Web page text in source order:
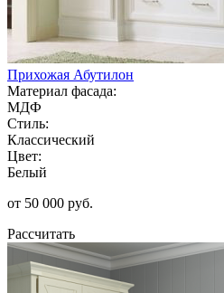
Прихожая Абутилон
Материал фасада:
МДФ
Стиль:
Классический
Цвет:
Белый
от 50 000 руб.
Рассчитать